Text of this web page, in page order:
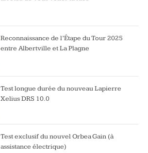
Reconnaissance de l’Étape du Tour 2025
entre Albertville et La Plagne
Test longue durée du nouveau Lapierre
Xelius DRS 10.0
Test exclusif du nouvel Orbea Gain (à
assistance électrique)